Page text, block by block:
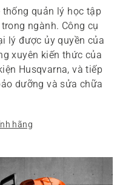
quản lý học tập
ngành. Công cụ
lý được ủy quyền của
xuyên kiến thức của
Husqvarna, và tiếp
dưỡng và sửa chữa
hãng